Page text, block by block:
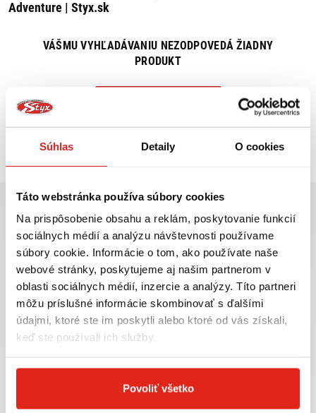
Súhlas Detaily O cookies
Táto webstránka používa súbory cookies
Na prispôsobenie obsahu a reklám, poskytovanie funkcií
sociálnych médií a analýzu návštevnosti používame
súbory cookie. Informácie o tom, ako používate naše
webové stránky, poskytujeme aj našim partnerom v
oblasti sociálnych médií, inzercie a analýzy. Títo partneri
môžu príslušné informácie skombinovať s ďalšími
údajmi, ktoré ste im poskytli alebo ktoré od vás získali,
keď ste používali ich služby.
Povoliť všetko
Adventure | Styx.sk
VÁŠMU VYHĽADÁVANIU NEZODPOVEDÁ ŽIADNY
PRODUKT
Najväčší výber moto
príslušenstva ihneď k
odberu
Doprava ZADARMO pre
objednávky nad 50€ v rámci
SR